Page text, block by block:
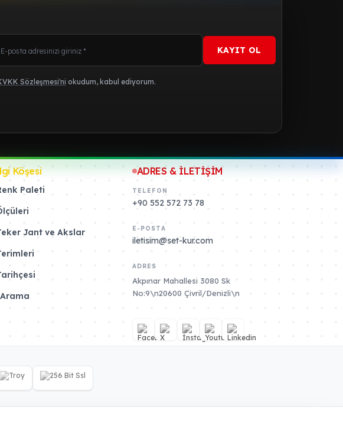
KAYIT OL
Sözleşmesi'ni okudum, kabul ediyorum.
Köşesi
Paleti
Jant ve Akslar
ADRES & İLETİŞİM
TELEFON
+90 552 572 73 78
E-POSTA
iletisim@set-kur.com
ADRES
Akpınar Mahallesi 3080 Sk
No:9\n20600 Çivril/Denizli\n